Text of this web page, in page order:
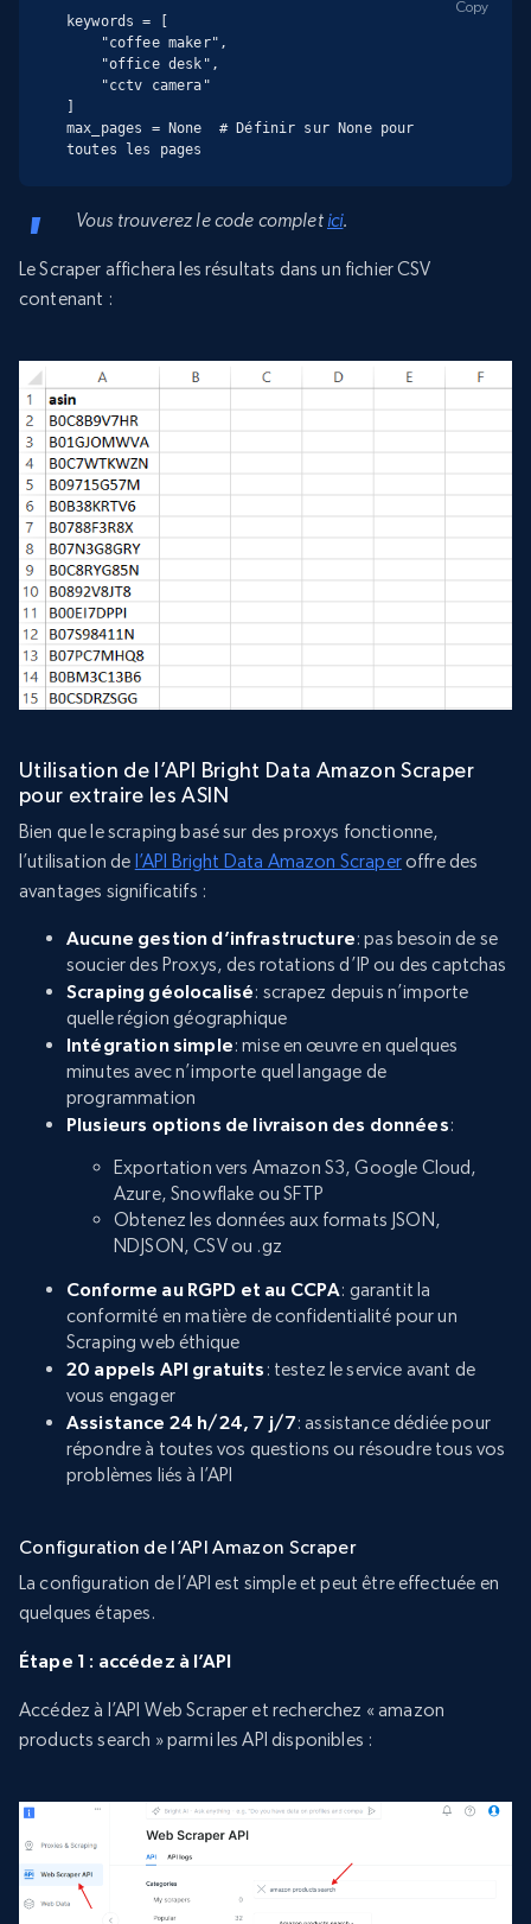
keywords = [
max_pages = None  # Définir sur None pour
toutes les pages
Copy
Vous trouverez le code complet ici.
Le Scraper affichera les résultats dans un fichier CSV
contenant :
Utilisation de l’API Bright Data Amazon Scraper
pour extraire les ASIN
Bien que le scraping basé sur des proxys fonctionne,
l’utilisation de l’API Bright Data Amazon Scraperoffre des
avantages significatifs :
Aucune gestion d’infrastructure: pas besoin de se
soucier des Proxys, des rotations d’IP ou des captchas
Scraping géolocalisé: scrapez depuis n’importe
quelle région géographique
Intégration simple: mise en œuvre en quelques
minutes avec n’importe quel langage de
programmation
Plusieurs options de livraison des données:
Exportation vers Amazon S3, Google Cloud,
Azure, Snowflake ou SFTP
Obtenez les données aux formats JSON,
NDJSON, CSV ou .gz
Conforme au RGPD et au CCPA: garantit la
conformité en matière de confidentialité pour un
Scraping web éthique
20 appels API gratuits : testez le service avant de
vous engager
Assistance 24 h/24, 7 j/7: assistance dédiée pour
répondre à toutes vos questions ou résoudre tous vos
problèmes liés à l’API
Configuration de l’API Amazon Scraper
La configuration de l’API est simple et peut être effectuée en
quelques étapes.
Étape 1 : accédez à l’API
Accédez à l’API Web Scraper et recherchez « amazon
products search » parmi les API disponibles :